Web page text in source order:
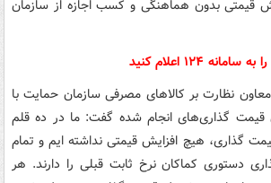
قیمتی بدون هماهنگی و کسب اجازه از سازمان
به سامانه ۱۲۴ اعلام کنید
نظارت بر کالاهای مصرفی سازمان حمایت با
قیمت گذاری‌های انجام شده گفت: ما در ده قلم
گذاری، هیچ افزایش قیمتی نداشته ایم و تمام
دستوری کماکان نرخ ثابت قبلی را دارند. هر